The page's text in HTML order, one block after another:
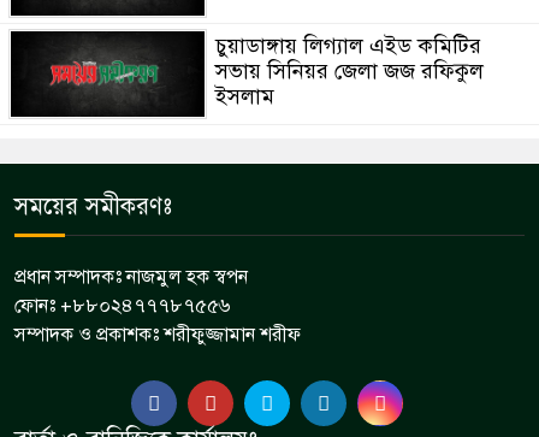
চুয়াডাঙ্গায় লিগ্যাল এইড কমিটির
সভায় সিনিয়র জেলা জজ রফিকুল
ইসলাম
সময়ের সমীকরণঃ
প্রধান সম্পাদকঃ নাজমুল হক স্বপন
ফোনঃ +৮৮০২৪৭৭৭৮৭৫৫৬
সম্পাদক ও প্রকাশকঃ শরীফুজ্জামান শরীফ